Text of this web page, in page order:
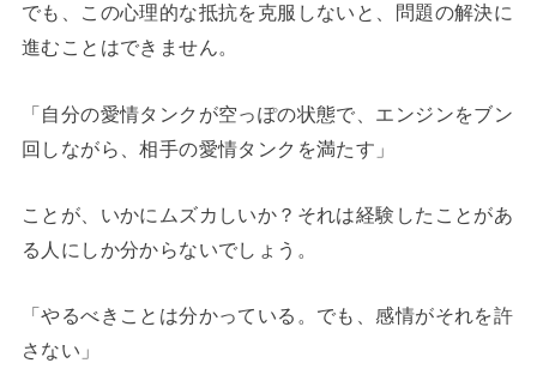
でも、この心理的な抵抗を克服しないと、問題の解決に
進むことはできません。
「自分の愛情タンクが空っぽの状態で、エンジンをブン
回しながら、相手の愛情タンクを満たす」
ことが、いかにムズカしいか？それは経験したことがあ
る人にしか分からないでしょう。
「やるべきことは分かっている。でも、感情がそれを許
さない」